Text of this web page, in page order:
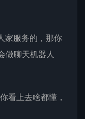
家服务的，那你
做聊天机器人
看上去啥都懂，